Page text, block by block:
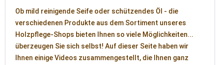
Ob mild reinigende Seife oder schützendes Öl - die
verschiedenen Produkte aus dem Sortiment unseres
Holzpflege-Shops bieten Ihnen so viele Möglichkeiten...
überzeugen Sie sich selbst! Auf dieser Seite haben wir
Ihnen einige Videos zusammengestellt, die Ihnen ganz